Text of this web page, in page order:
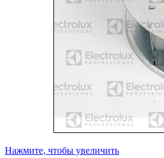
Нажмите, чтобы увеличить